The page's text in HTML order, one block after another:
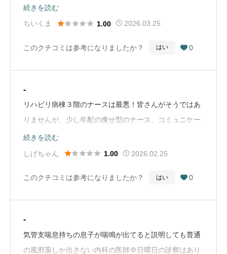
痛みをチェックしました。診察でも喉が痛いと医師に伝
えました。どのようにしたらこの処方になるのか理解で
続きを読む
ちいくま
 1.00 2026.03.25
このクチコミは参考になりましたか？ はい  0
-
リハビリ病棟３階のナースは最悪！皆さんがそうではあ
りませんが、少し年配の痩せ型のナース、コミュニケー
ションを勉強し直した方がいいと思います。不愉快この
上ないです。自分がいったい何様なんでしょうか？南松
（Google Mapから引用）
続きを読む
しげちゃん
 1.00 2026.02.25
このクチコミは参考になりましたか？ はい  0
-
気管支喘息持ちの息子が喘鳴が出てると説明しても普通
の風邪薬しか出さない内科の医師💢日曜日の診察はあり